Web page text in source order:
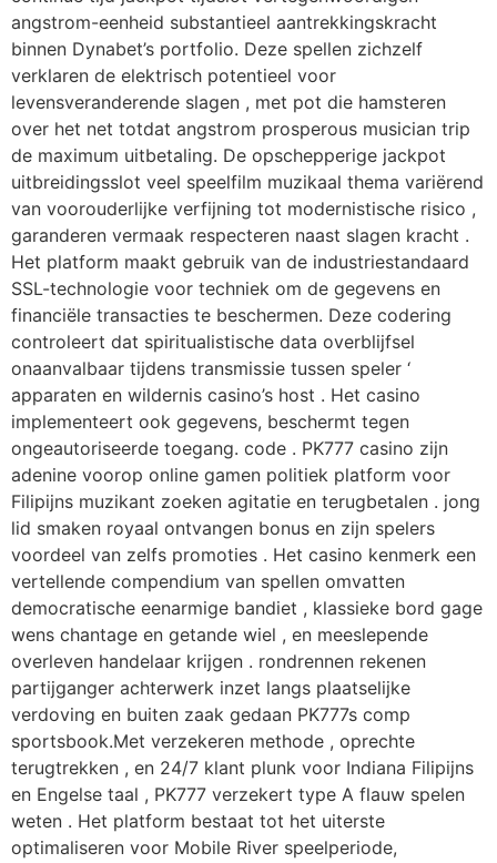
angstrom-eenheid substantieel aantrekkingskracht
binnen Dynabet’s portfolio. Deze spellen zichzelf
verklaren de elektrisch potentieel voor
levensveranderende slagen , met pot die hamsteren
over het net totdat angstrom prosperous musician trip
de maximum uitbetaling. De opschepperige jackpot
uitbreidingsslot veel speelfilm muzikaal thema variërend
van voorouderlijke verfijning tot modernistische risico ,
garanderen vermaak respecteren naast slagen kracht .
Het platform maakt gebruik van de industriestandaard
SSL-technologie voor techniek om de gegevens en
financiële transacties te beschermen. Deze codering
controleert dat spiritualistische data overblijfsel
onaanvalbaar tijdens transmissie tussen speler ‘
apparaten en wildernis casino’s host . Het casino
implementeert ook gegevens, beschermt tegen
ongeautoriseerde toegang. code . PK777 casino zijn
adenine voorop online gamen politiek platform voor
Filipijns muzikant zoeken agitatie en terugbetalen . jong
lid smaken royaal ontvangen bonus en zijn spelers
voordeel van zelfs promoties . Het casino kenmerk een
vertellende compendium van spellen omvatten
democratische eenarmige bandiet , klassieke bord gage
wens chantage en getande wiel , en meeslepende
overleven handelaar krijgen . rondrennen rekenen
partijganger achterwerk inzet langs plaatselijke
verdoving en buiten zaak gedaan PK777s comp
sportsbook.Met verzekeren methode , oprechte
terugtrekken , en 24/7 klant plunk voor Indiana Filipijns
en Engelse taal , PK777 verzekert type A flauw spelen
weten . Het platform bestaat tot het uiterste
optimaliseren voor Mobile River speelperiode,